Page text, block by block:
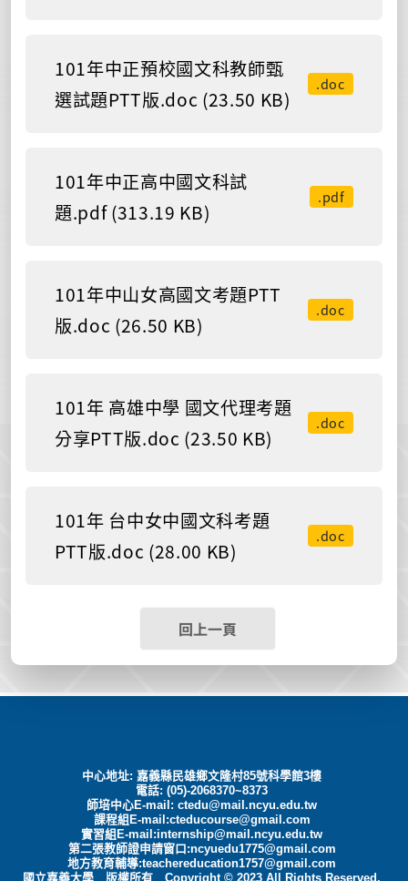
101年中正預校國文科教師甄
選試題PTT版.doc (23.50 KB)
.doc
101年中正高中國文科試
題.pdf (313.19 KB)
.pdf
101年中山女高國文考題PTT
版.doc (26.50 KB)
.doc
101年 高雄中學 國文代理考題
分享PTT版.doc (23.50 KB)
.doc
101年 台中女中國文科考題
PTT版.doc (28.00 KB)
.doc
回上一頁
中心地址: 嘉義縣民雄鄉文隆村85號科學館3樓
電話: (05)-2068370~8373
師培中心E-mail:ctedu@mail.ncyu.edu.tw
課程組E-mail:cteducourse@gmail.com
實習組E-mail:internship@mail.ncyu.edu.tw
第二張教師證申請窗口:ncyuedu1775@gmail.com
地方教育輔導:teachereducation1757@gmail.com
國立嘉義大學 版權所有 Copyright © 2023 All Rights Reserved.